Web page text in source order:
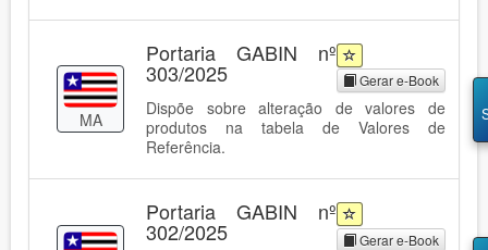
MA
Portaria GABIN nº
303/2025 Gerar e-Book
Dispõe sobre alteração de valores de
produtos na tabela de Valores de
Referência.
Portaria GABIN nº
302/2025 Gerar e-Book